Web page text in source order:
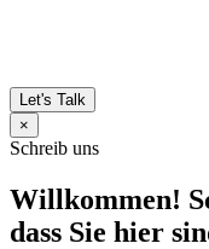
Let's Talk
×
Schreib uns
Willkommen!
dass Sie hier